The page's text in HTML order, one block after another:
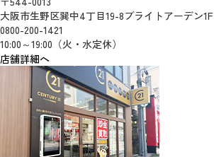
大阪市生野区巽中4丁目19-8ブライトアーデン1F
0800-200-1421
10:00～19:00（火・水定休）
店舗詳細へ